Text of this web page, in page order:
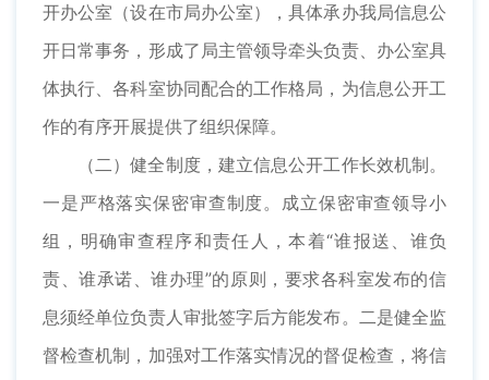
开办公室（设在市局办公室），具体承办我局信息公
开日常事务，形成了局主管领导牵头负责、办公室具
体执行、各科室协同配合的工作格局，为信息公开工
作的有序开展提供了组织保障。
（二）健全制度，建立信息公开工作长效机制。
一是严格落实保密审查制度。成立保密审查领导小
组，明确审查程序和责任人，本着“谁报送、谁负
责、谁承诺、谁办理”的原则，要求各科室发布的信
息须经单位负责人审批签字后方能发布。二是健全监
督检查机制，加强对工作落实情况的督促检查，将信